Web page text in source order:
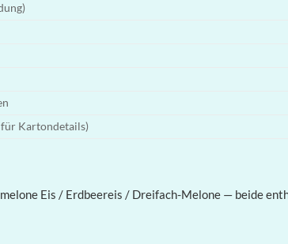
Kartondetails)
Eis / Erdbeereis / Dreifach-Melone — beide